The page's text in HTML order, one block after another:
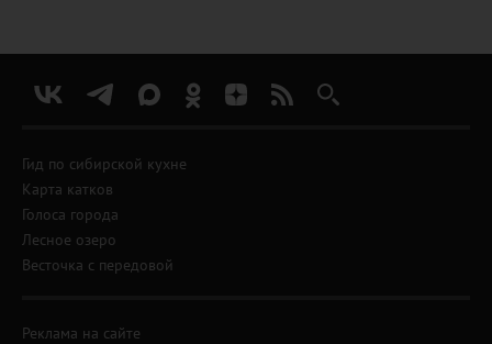
Гид по сибирской кухне
Карта катков
Голоса города
Лесное озеро
Весточка с передовой
Реклама на сайте